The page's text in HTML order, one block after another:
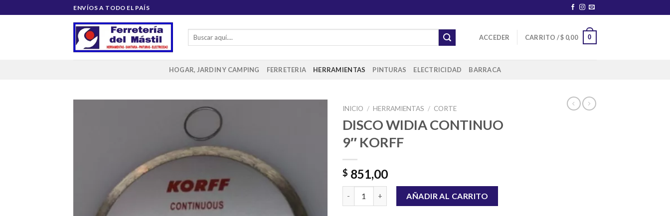
al
ENVÍOS A TODO EL PAÍS
Buscar
ACCEDER CARRITO /$ 0,00 0
HOGAR, JARDIN Y CAMPING FERRETERIA HERRAMIENTAS PINTURAS ELECTRICIDAD BARRACA
INICIO / HERRAMIENTAS / CORTE
DISCO WIDIA CONTINUO
9″ KORFF
$ 851,00
DISCO WIDIA CONTINUO 9" KORFF cantidad
AÑADIR AL CARRITO